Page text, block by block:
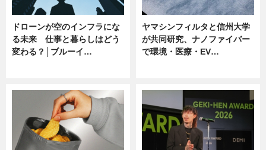
ドローンが空のインフラにな
る未来 仕事と暮らしはどう
変わる？│ブルーイ…
ヤマシンフィルタと信州大学
が共同研究、ナノファイバー
で環境・医療・EV…